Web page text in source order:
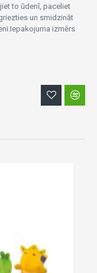
to ūdenī, paceliet
un smidzināt
izmērs